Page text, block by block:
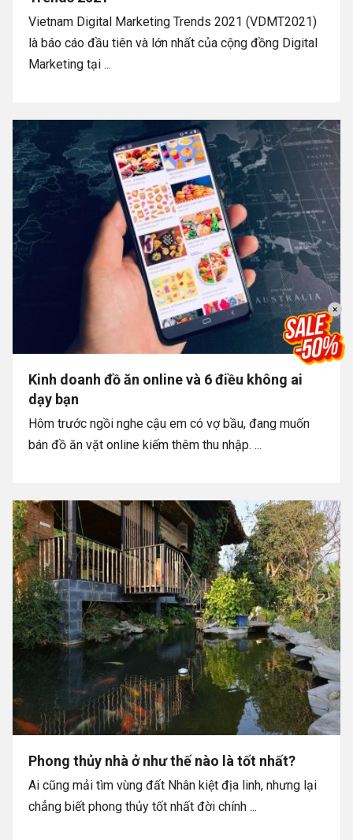
Vietnam Digital Marketing Trends 2021 (VDMT2021)
là báo cáo đầu tiên và lớn nhất của cộng đồng Digital
Marketing tại ...
Kinh doanh đồ ăn online và 6 điều không ai
dạy bạn
Hôm trước ngồi nghe cậu em có vợ bầu, đang muốn
bán đồ ăn vặt online kiếm thêm thu nhập. ...
Phong thủy nhà ở như thế nào là tốt nhất?
Ai cũng mải tìm vùng đất Nhân kiệt địa linh, nhưng lại
chẳng biết phong thủy tốt nhất đời chính ...
×